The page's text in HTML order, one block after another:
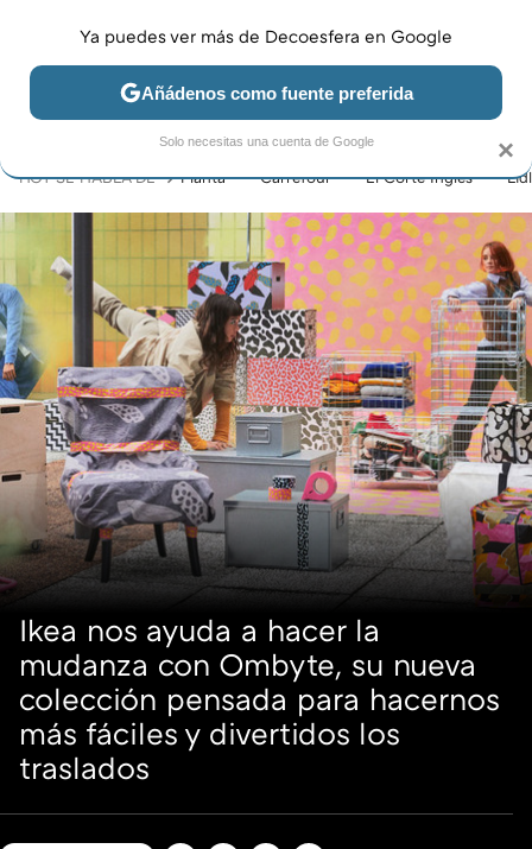
JARDÍN Y TERRAZA SALÓN DORMITORIO COCINA
HOY SE HABLA DE Planta Carrefour El Corte Inglés Lidl
Ikea nos ayuda a hacer la
mudanza con Ombyte, su nueva
colección pensada para hacernos
más fáciles y divertidos los
traslados
×
Ya puedes ver más de Decoesfera en Google
Añádenos como fuente preferida
Solo necesitas una cuenta de Google